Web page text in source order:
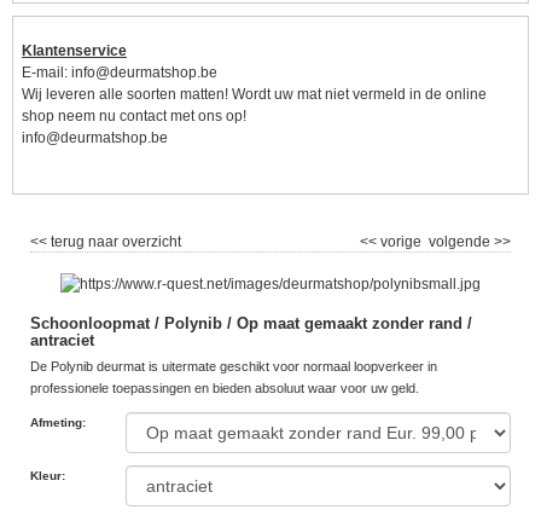
Klantenservice
E-mail: info@deurmatshop.be
Wij leveren alle soorten matten! Wordt uw mat niet vermeld in de online
shop neem nu contact met ons op!
info@deurmatshop.be
<< terug naar overzicht volgende >>
<< vorige
Schoonloopmat / Polynib / Op maat gemaakt zonder rand /
antraciet
De Polynib deurmat is uitermate geschikt voor normaal loopverkeer in
professionele toepassingen en bieden absoluut waar voor uw geld.
Afmeting:
Kleur: